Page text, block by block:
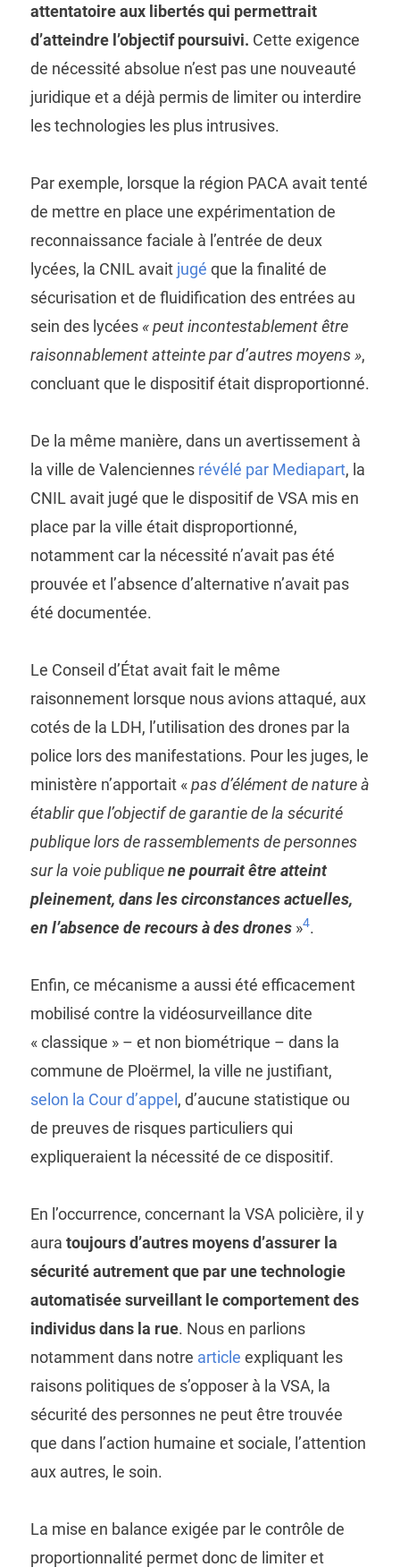
attentatoire aux libertés qui permettrait
d’atteindre l’objectif poursuivi. Cette exigence
de nécessité absolue n’est pas une nouveauté
juridique et a déjà permis de limiter ou interdire
les technologies les plus intrusives.
Par exemple, lorsque la région PACA avait tenté
de mettre en place une expérimentation de
reconnaissance faciale à l’entrée de deux
lycées, la CNIL avait jugé que la finalité de
sécurisation et de fluidification des entrées au
sein des lycées « peut incontestablement être
raisonnablement atteinte par d’autres moyens »,
concluant que le dispositif était disproportionné.
De la même manière, dans un avertissement à
la ville de Valenciennes révélé par Mediapart, la
CNIL avait jugé que le dispositif de VSA mis en
place par la ville était disproportionné,
notamment car la nécessité n’avait pas été
prouvée et l’absence d’alternative n’avait pas
été documentée.
Le Conseil d’État avait fait le même
raisonnement lorsque nous avions attaqué, aux
cotés de la LDH, l’utilisation des drones par la
police lors des manifestations. Pour les juges, le
ministère n’apportait «pas d’élément de nature à
établir que l’objectif de garantie de la sécurité
publique lors de rassemblements de personnes
sur la voie publiquene pourrait être atteint
pleinement, dans les circonstances actuelles,
en l’absence de recours à des drones »4.
Enfin, ce mécanisme a aussi été efficacement
mobilisé contre la vidéosurveillance dite
« classique » – et non biométrique – dans la
commune de Ploërmel, la ville ne justifiant,
selon la Cour d’appel , d’aucune statistique ou
de preuves de risques particuliers qui
expliqueraient la nécessité de ce dispositif.
En l’occurrence, concernant la VSA policière, il y
aura toujours d’autres moyens d’assurer la
sécurité autrement que par une technologie
automatisée surveillant le comportement des
individus dans la rue. Nous en parlions
notamment dans notre article expliquant les
raisons politiques de s’opposer à la VSA, la
sécurité des personnes ne peut être trouvée
que dans l’action humaine et sociale, l’attention
aux autres, le soin.
La mise en balance exigée par le contrôle de
proportionnalité permet donc de limiter et